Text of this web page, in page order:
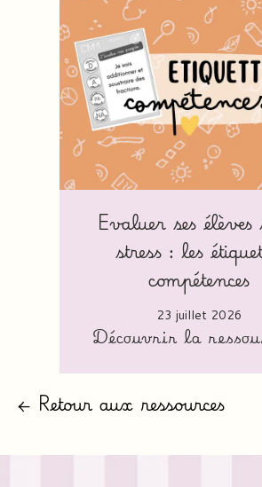
Evaluer ses
stress : les
compétences
23 juillet 2026
Découvrir la
← Retour aux ressources